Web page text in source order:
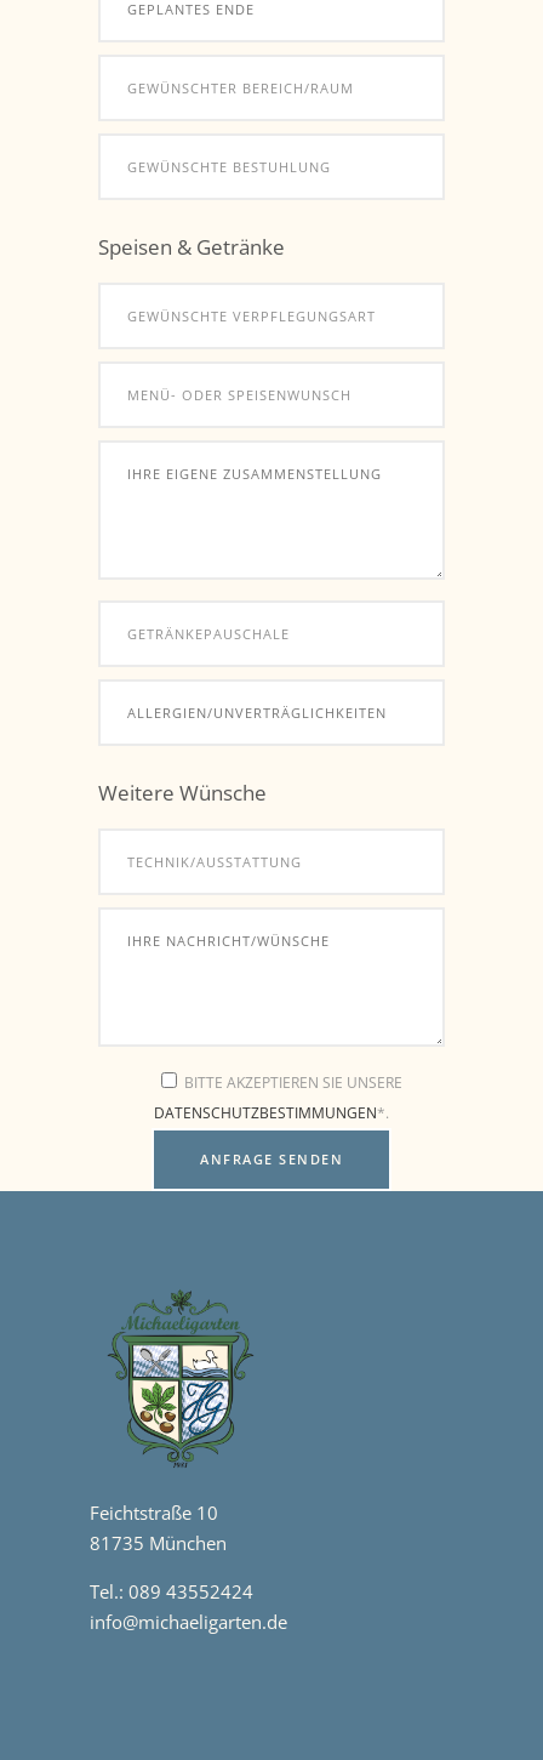
Speisen & Getränke
Weitere Wünsche
BITTE AKZEPTIEREN SIE UNSERE
DATENSCHUTZBESTIMMUNGEN*.
Feichtstraße 10
81735 München
Tel.: 089 43552424
info@michaeligarten.de